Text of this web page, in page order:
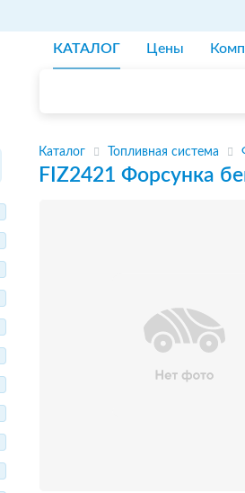
КАТАЛОГ Цены
Каталог Топливная система
FIZ2421 Форсунка